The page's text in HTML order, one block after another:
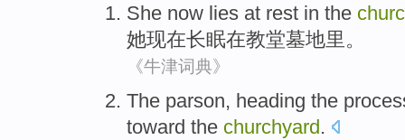
She now lies at rest in the
她现在长眠在教堂墓地里。
《牛津词典》
The parson, heading the
toward the churchyard .